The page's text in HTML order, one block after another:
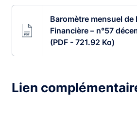
Baromètre mensuel de
Financière – n°57
(PDF - 721.92 Ko)
Lien